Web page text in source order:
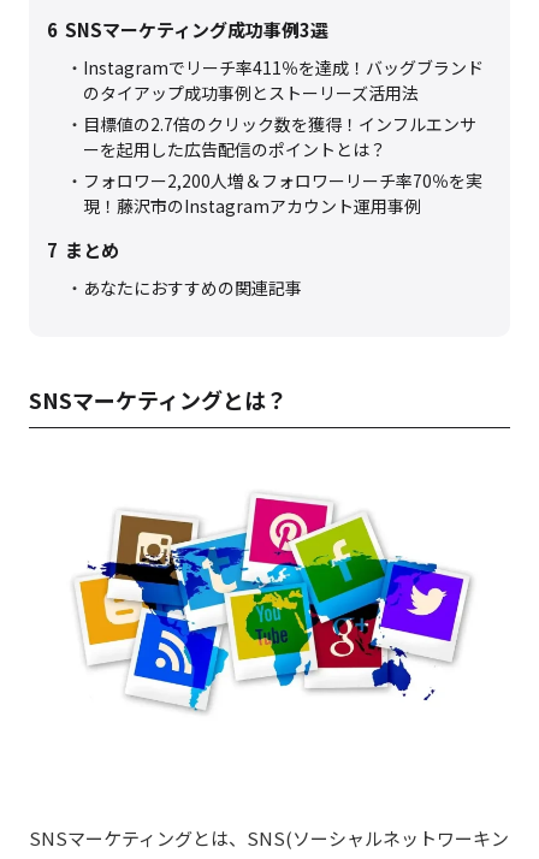
6 SNSマーケティング成功事例3選
Instagramでリーチ率411％を達成！バッグブランド
のタイアップ成功事例とストーリーズ活用法
目標値の2.7倍のクリック数を獲得！インフルエンサ
ーを起用した広告配信のポイントとは？
フォロワー2,200人増＆フォロワーリーチ率70％を実
現！藤沢市のInstagramアカウント運用事例
7 まとめ
あなたにおすすめの関連記事
SNSマーケティングとは？
SNSマーケティングとは、SNS(ソーシャルネットワーキン